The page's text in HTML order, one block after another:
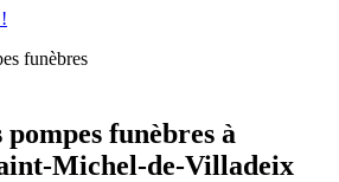
funèbres
pompes funèbres à
Michel-de-Villadeix